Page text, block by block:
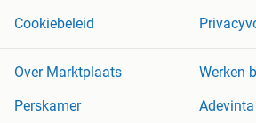
Cookiebeleid
Over Marktplaats
Werken
Perskamer
Adevinta